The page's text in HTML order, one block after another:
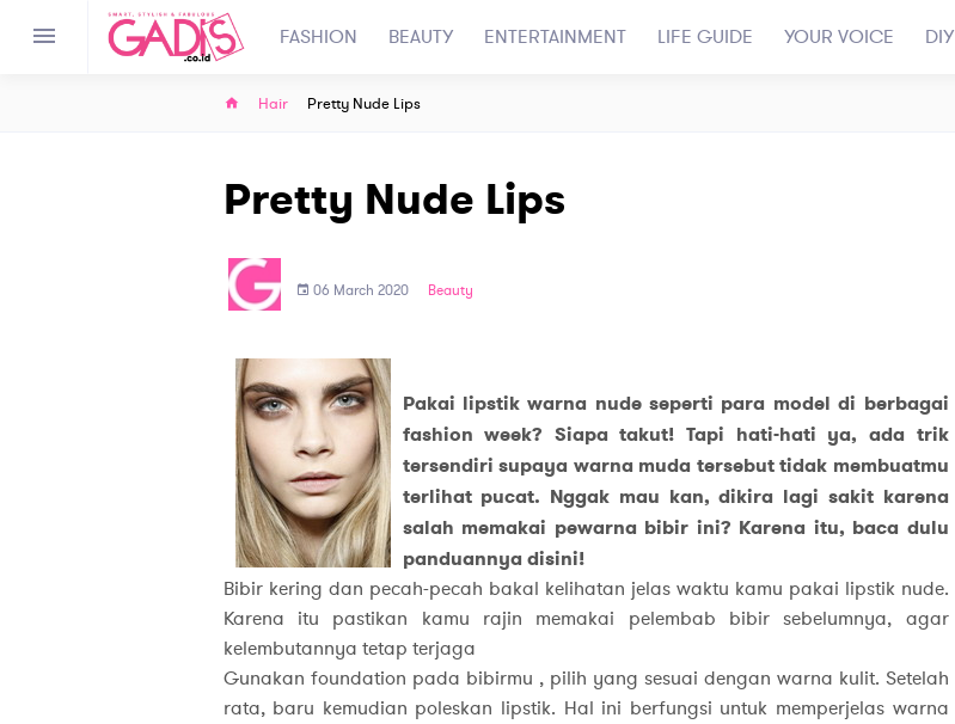
FASHION BEAUTY ENTERTAINMENT LIFE GUIDE YOUR VOICE DIY
Hair Pretty Nude Lips
Pretty Nude Lips
06 March 2020 Beauty
Pakai lipstik warna nude seperti para model di berbagai
fashion week? Siapa takut! Tapi hati-hati ya, ada trik
tersendiri supaya warna muda tersebut tidak membuatmu
terlihat pucat. Nggak mau kan, dikira lagi sakit karena
salah memakai pewarna bibir ini? Karena itu, baca dulu
panduannya disini!
Bibir kering dan pecah-pecah bakal kelihatan jelas waktu kamu pakai lipstik nude.
Karena itu pastikan kamu rajin memakai pelembab bibir sebelumnya, agar
kelembutannya tetap terjaga
Gunakan foundation pada bibirmu , pilih yang sesuai dengan warna kulit. Setelah
rata, baru kemudian poleskan lipstik. Hal ini berfungsi untuk memperjelas warna